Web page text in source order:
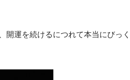
開運を続けるにつれて本当にびっ